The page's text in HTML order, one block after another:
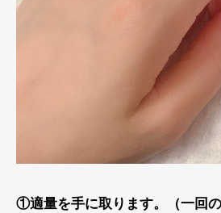
①適量を手に取ります。（一回